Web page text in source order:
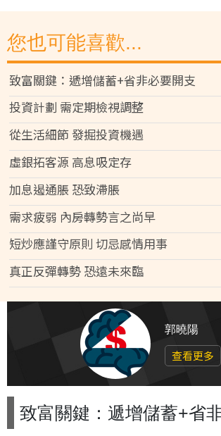
您也可能喜歡...
致富關鍵：遞增儲蓄+省非必要開支
投資計劃 需定期檢視調整
從生活細節 發掘投資機遇
虛銀拓客源 高息吸定存
加息遏通脹 恐致滯脹
需求疲弱 內房轉勢言之尚早
短炒應謹守原則 切忌感情用事
真正反彈轉勢 恐遠未來臨
郭曉陽
查看更多
致富關鍵：遞增儲蓄+省